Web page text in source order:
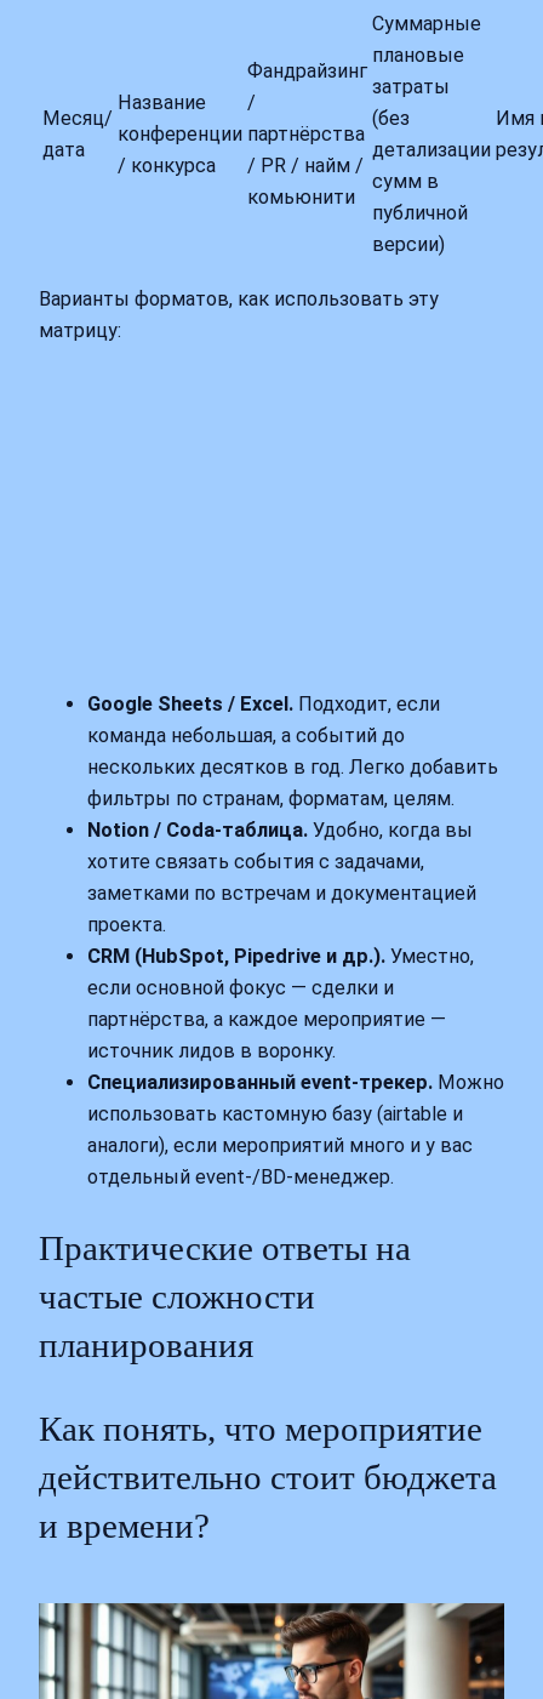
Месяц/
дата
Название
конференции
/ конкурса
Фандрайзинг
/
партнёрства
/ PR / найм /
комьюнити
Суммарные
плановые
затраты
(без
детализации
сумм в
публичной
версии)
Имя
Варианты форматов, как использовать эту
матрицу:
Google Sheets / Excel. Подходит, если
команда небольшая, а событий до
нескольких десятков в год. Легко добавить
фильтры по странам, форматам, целям.
Notion / Coda‑таблица. Удобно, когда вы
хотите связать события с задачами,
заметками по встречам и документацией
проекта.
CRM (HubSpot, Pipedrive и др.). Уместно,
если основной фокус — сделки и
партнёрства, а каждое мероприятие —
источник лидов в воронку.
Специализированный event‑трекер. Можно
использовать кастомную базу (airtable и
аналоги), если мероприятий много и у вас
отдельный event‑/BD‑менеджер.
Практические ответы на
частые сложности
планирования
Как понять, что мероприятие
действительно стоит бюджета
и времени?